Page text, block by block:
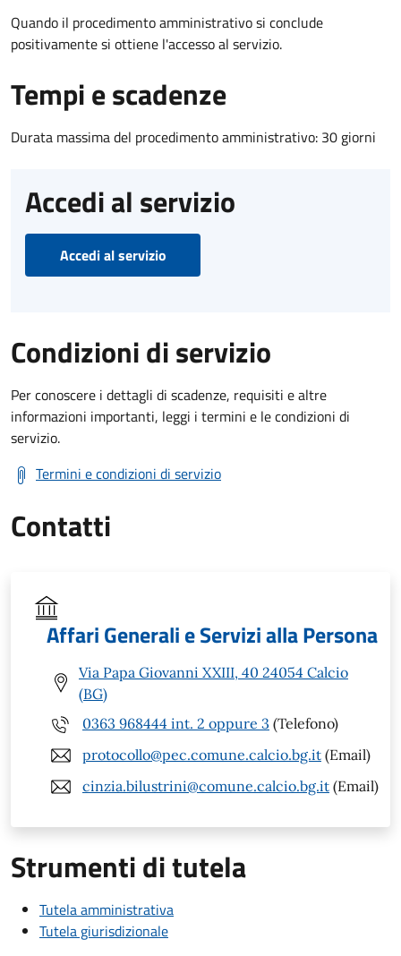
Quando il procedimento amministrativo si conclude
positivamente si ottiene l'accesso al servizio.
Tempi e scadenze
Durata massima del procedimento amministrativo: 30 giorni
Accedi al servizio
Accedi al servizio
Condizioni di servizio
Per conoscere i dettagli di scadenze, requisiti e altre
informazioni importanti, leggi i termini e le condizioni di
servizio.
Termini e condizioni di servizio
Contatti
Affari Generali e Servizi alla Persona
Via Papa Giovanni XXIII, 40 24054 Calcio
(BG)
0363 968444 int. 2 oppure 3 (Telefono)
protocollo@pec.comune.calcio.bg.it (Email)
cinzia.bilustrini@comune.calcio.bg.it (Email)
Strumenti di tutela
Tutela amministrativa
Tutela giurisdizionale